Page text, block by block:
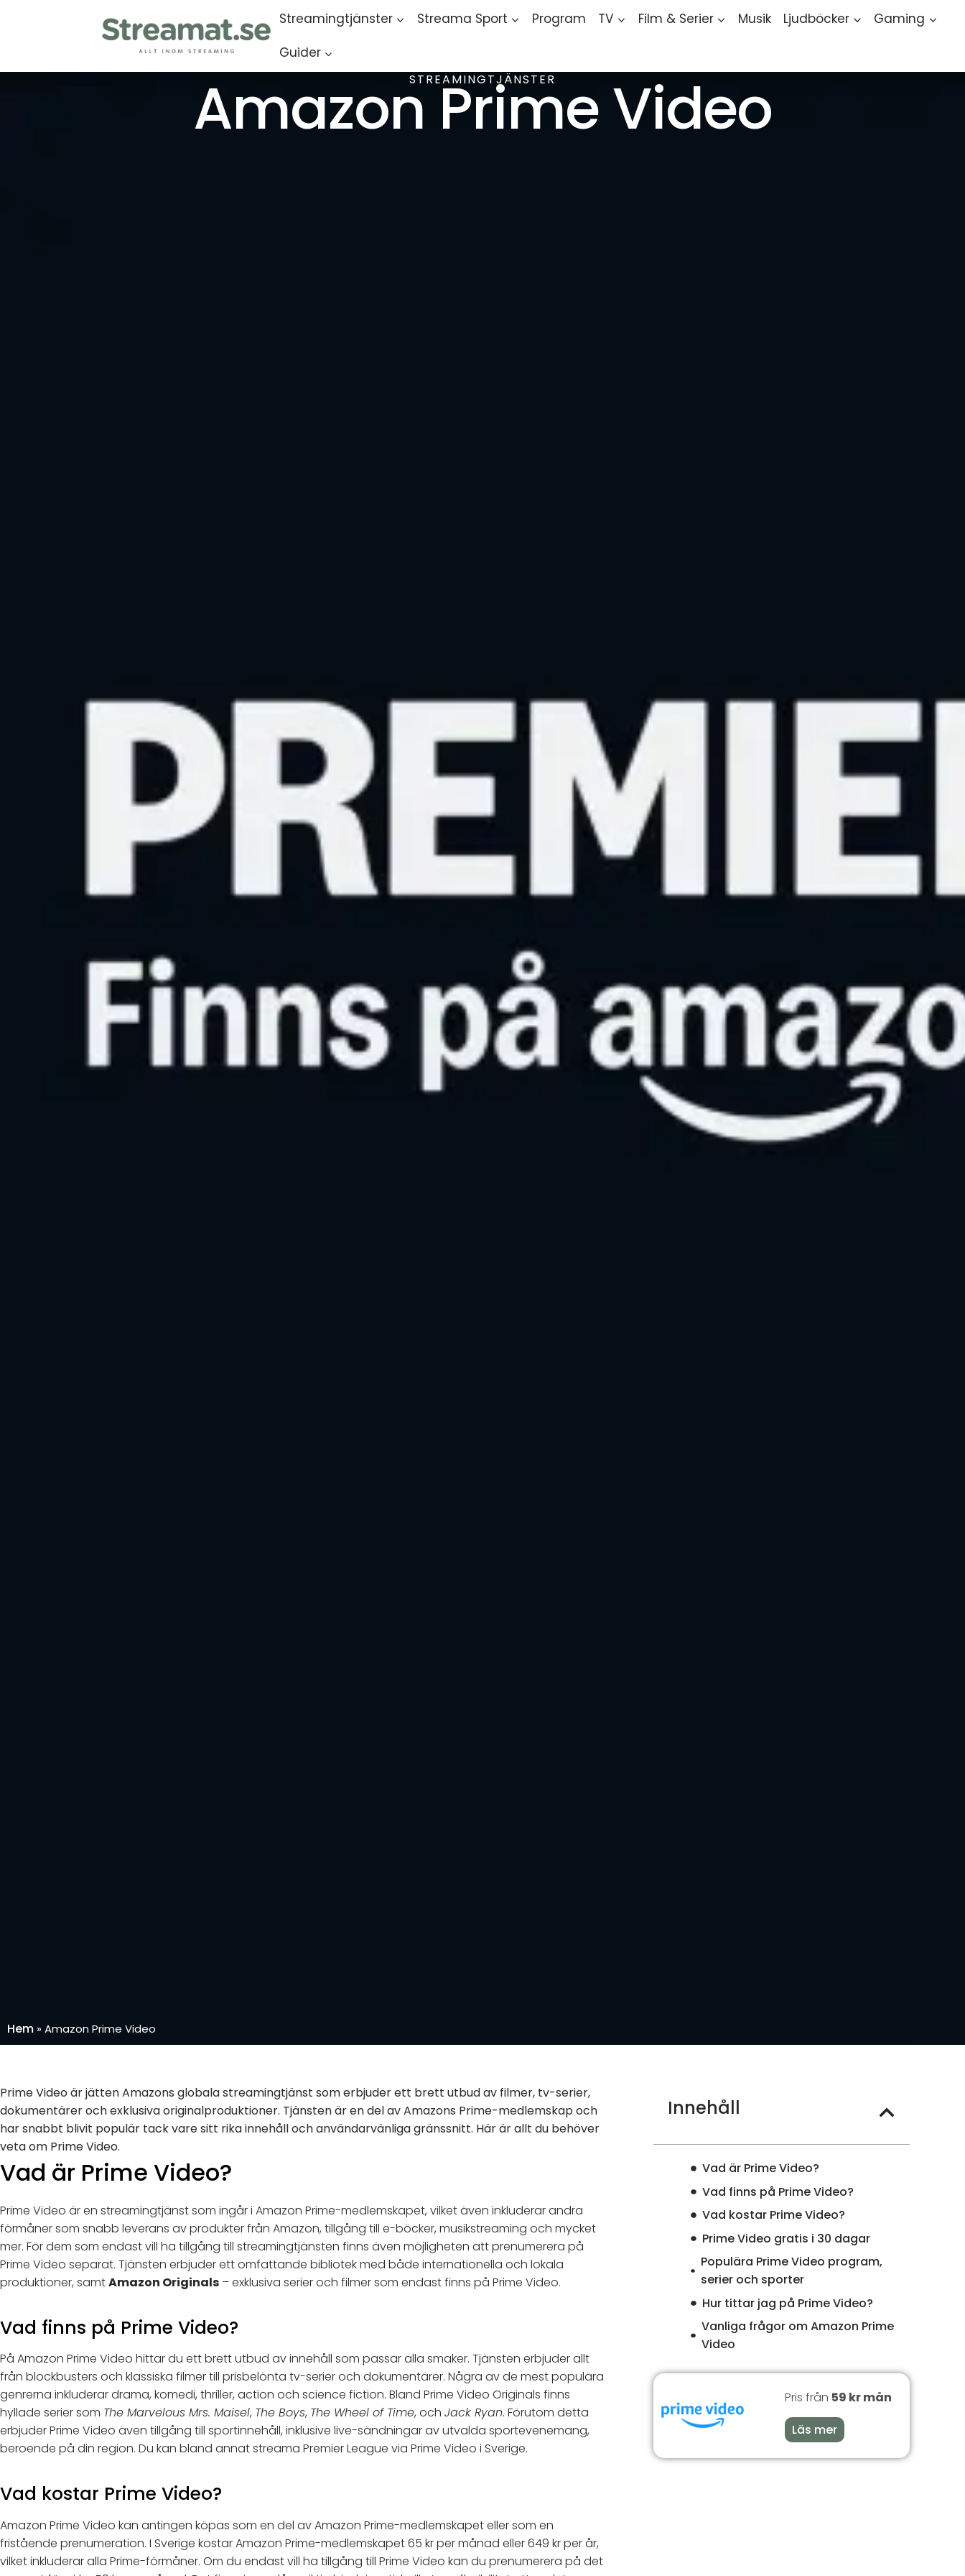
Streamingtjänster Streama Sport Program TV Film & Serier Musik Ljudböcker
Gaming
Guider
STREAMINGTJÄNSTER
Amazon Prime Video
Hem » Amazon Prime Video
Prime Video är jätten Amazons globala streamingtjänst som erbjuder ett brett utbud av filmer, tv-serier,
dokumentärer och exklusiva originalproduktioner. Tjänsten är en del av Amazons Prime-medlemskap och
har snabbt blivit populär tack vare sitt rika innehåll och användarvänliga gränssnitt. Här är allt du behöver
veta om Prime Video.
Vad är Prime Video?
Prime Video är en streamingtjänst som ingår i Amazon Prime-medlemskapet, vilket även inkluderar andra
förmåner som snabb leverans av produkter från Amazon, tillgång till e-böcker, musikstreaming och mycket
mer. För dem som endast vill ha tillgång till streamingtjänsten finns även möjligheten att prenumerera på
Prime Video separat. Tjänsten erbjuder ett omfattande bibliotek med både internationella och lokala
produktioner, samtAmazon Originals – exklusiva serier och filmer som endast finns på Prime Video.
Vad finns på Prime Video?
På Amazon Prime Video hittar du ett brett utbud av innehåll som passar alla smaker. Tjänsten erbjuder allt
från blockbusters och klassiska filmer till prisbelönta tv-serier och dokumentärer. Några av de mest populära
genrerna inkluderar drama, komedi, thriller, action och science fiction. Bland Prime Video Originals finns
hyllade serier som The Marvelous Mrs. Maisel, The Boys, The Wheel of Time, och Jack Ryan. Förutom detta
erbjuder Prime Video även tillgång till sportinnehåll, inklusive live-sändningar av utvalda sportevenemang,
beroende på din region. Du kan bland annat streama Premier League via Prime Video i Sverige.
Vad kostar Prime Video?
Amazon Prime Video kan antingen köpas som en del av Amazon Prime-medlemskapet eller som en
fristående prenumeration. I Sverige kostar Amazon Prime-medlemskapet 65 kr per månad eller 649 kr per år,
vilket inkluderar alla Prime-förmåner. Om du endast vill ha tillgång till Prime Video kan du prenumerera på det
Innehåll
Vad är Prime Video?
Vad finns på Prime Video?
Vad kostar Prime Video?
Prime Video gratis i 30 dagar
Populära Prime Video program,
serier och sporter
Hur tittar jag på Prime Video?
Vanliga frågor om Amazon Prime
Video
Pris från 59 kr mån
Läs mer